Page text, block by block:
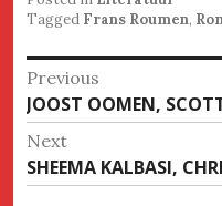
Tagged Frans Roumen,
Bericht
navigatie
Previous
Previous
post:
JOOST OOMEN,
Next
Next
post:
SHEEMA KALBASI,